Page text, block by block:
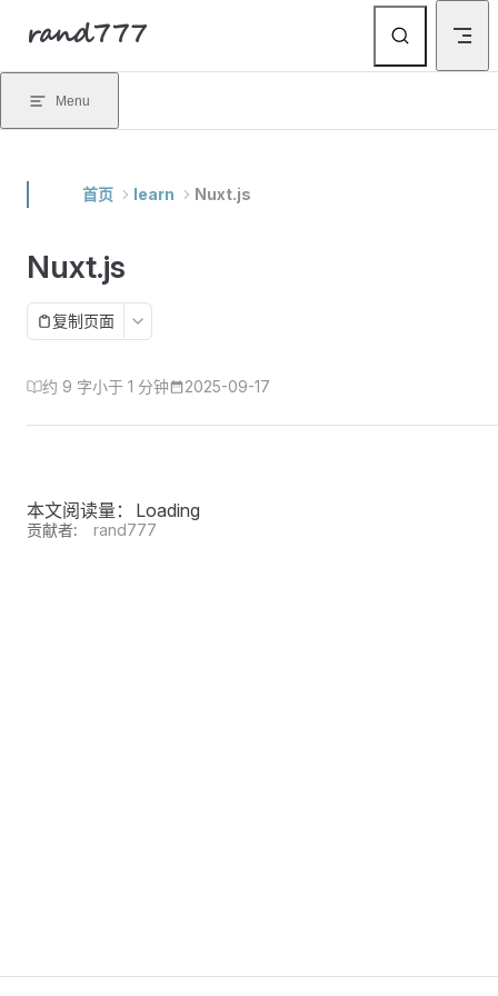
Skip to content
rand777
Menu
首页 learn Nuxt.js
Nuxt.js
复制页面
约 9 字小于 1 分钟 2025-09-17
本文阅读量： Loading
贡献者: rand777